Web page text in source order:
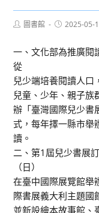
Post圖書館
Post2025-05-
一、文化部為推廣閱
從
兒少端培養閱讀人口
兒童、少年、親子族
辦「臺灣國際兒少書
式，每年擇一縣市舉
讀。
二、第1屆兒少書展
（日）
在臺中國際展覽館舉
際書展義大利主題國
並新設繪本故事館、